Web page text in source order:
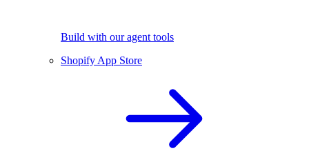
Build with our agent tools
Shopify App Store